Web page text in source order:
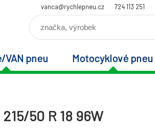
vanca@rychlepneu.cz 724 113 251
VAN pneu Motocyklové pneu
50 R 18 96W